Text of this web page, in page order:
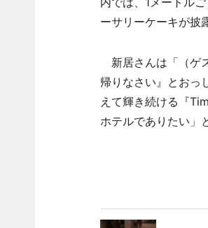
ーサリーケーキが披
新居さんは「（ゲ
帰りなさい』とおっ
えて輝き続ける『
ホテルでありたい」